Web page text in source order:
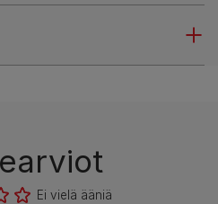
Ei vielä ääniä